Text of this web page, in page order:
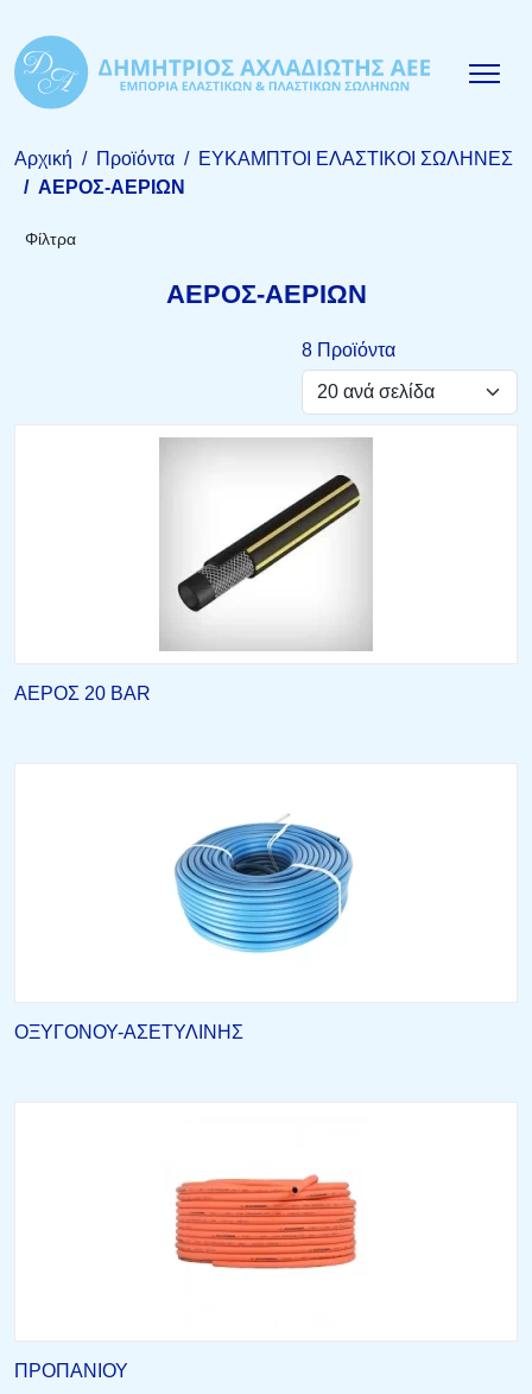
Αρχική Προϊόντα
ΕΥΚΑΜΠΤΟΙ ΕΛΑΣΤΙΚΟΙ ΣΩΛΗΝΕΣ
ΑΕΡΟΣ-ΑΕΡΙΩΝ
Φίλτρα
ΑΕΡΟΣ-ΑΕΡΙΩΝ
8 Προϊόντα
ΑΕΡΟΣ 20 BAR
ΟΞΥΓΟΝΟΥ-ΑΣΕΤΥΛΙΝΗΣ
ΠΡΟΠΑΝΙΟΥ